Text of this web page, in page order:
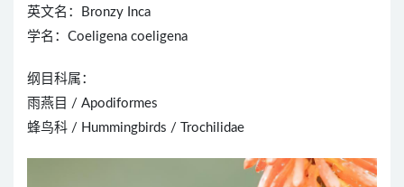
英文名：Bronzy Inca
学名：Coeligena coeligena
纲目科属：
雨燕目 / Apodiformes
蜂鸟科 / Hummingbirds / Trochilidae